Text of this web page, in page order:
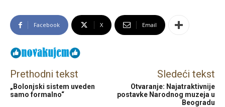
Facebook X Email
Prethodni tekst
„Bolonjski sistem uveden
samo formalno“
Sledeći tekst
Otvaranje: Najatraktivnije
postavke Narodnog muzeja u
Beogradu